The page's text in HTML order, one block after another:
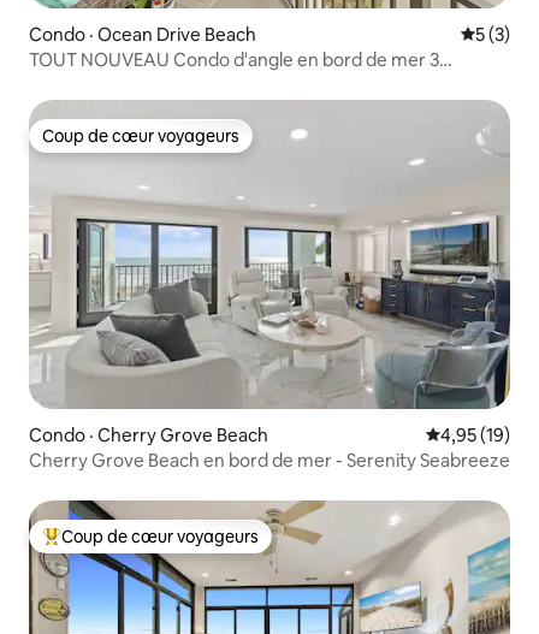
Condo · Ocean Drive Beach Note
5 (3)
TOUT NOUVEAU Condo d'angle en bord de mer 3
Coup de cœur voyageurs
Coup de cœur voyageurs
Condo · Cherry Grove Beach Note
4,95 (19)
Cherry Grove Beach en bord de mer - Serenity Seabreeze
Coup de cœur voyageurs parmi les plus aimés
Coup de cœur voyageurs